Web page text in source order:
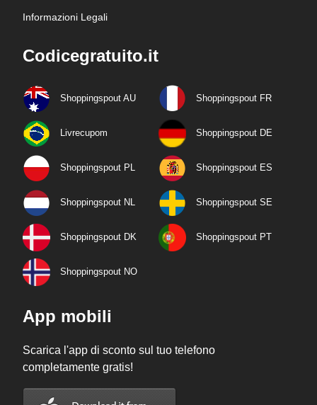
Informazioni Legali
Codicegratuito.it
Shoppingspout AU Shoppingspout FR
Livrecupom Shoppingspout DE
Shoppingspout PL Shoppingspout ES
Shoppingspout NL Shoppingspout SE
Shoppingspout DK Shoppingspout PT
Shoppingspout NO
App mobili
Scarica l'app di sconto sul tuo telefono
completamente gratis!